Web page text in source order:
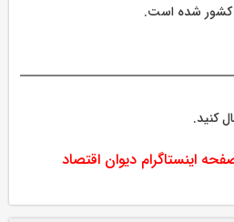
کشور شده است.
کنید.
اینستاگرام دیوان اقتصاد